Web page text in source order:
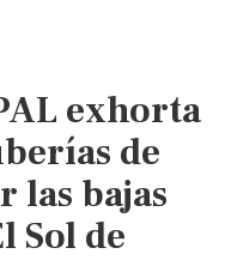
agua
exhorta
de
las bajas
Sol de